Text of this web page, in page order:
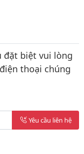
đặt biệt vui lòng
thoại chúng
Yêu cầu liên hệ